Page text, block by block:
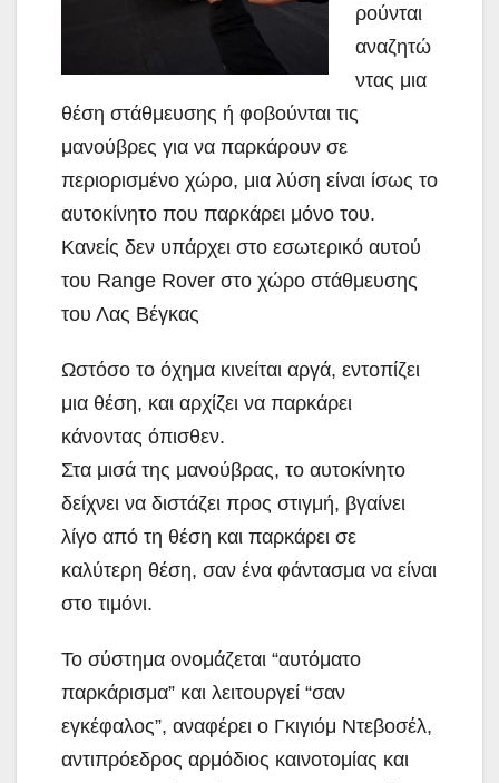
ρούνται
αναζητώ
ντας μια
θέση στάθμευσης ή φοβούνται τις
μανούβρες για να παρκάρουν σε
περιορισμένο χώρο, μια λύση είναι ίσως το
αυτοκίνητο που παρκάρει μόνο του.
Κανείς δεν υπάρχει στο εσωτερικό αυτού
του Range Rover στο χώρο στάθμευσης
του Λας Βέγκας
Ωστόσο το όχημα κινείται αργά, εντοπίζει
μια θέση, και αρχίζει να παρκάρει
κάνοντας όπισθεν.
Στα μισά της μανούβρας, το αυτοκίνητο
δείχνει να διστάζει προς στιγμή, βγαίνει
λίγο από τη θέση και παρκάρει σε
καλύτερη θέση, σαν ένα φάντασμα να είναι
στο τιμόνι.
Το σύστημα ονομάζεται “αυτόματο
παρκάρισμα” και λειτουργεί “σαν
εγκέφαλος”, αναφέρει ο Γκιγιόμ Ντεβοσέλ,
αντιπρόεδρος αρμόδιος καινοτομίας και